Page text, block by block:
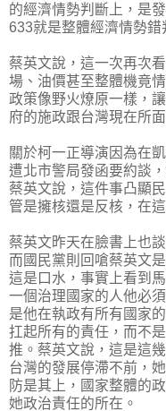
的經濟情勢判斷上，是
633就是整體經濟情勢錯
蔡英文說，這一次再次
場、油價甚至整體機竟
政策像野火燎原一樣，
府的施政跟台灣現在所
關於柯一正導演因為在
遭北市警局發函要約談
蔡英文說，這件事凸顯
管是擁核還是反核，在
蔡英文昨天在臉書上也
而國民黨則回嗆蔡英文
這是口水，事實上看到
一個治理國家的人他必
是他在執政有所有國家
扛起所有的責任，而不
推。蔡英文說，這是這
台灣的發展停滯不前，
防是其上，國家整體的
她政治責任的所在。